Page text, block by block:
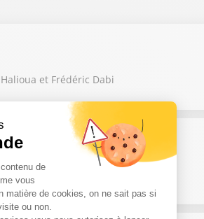
et Frédéric Dabi
et Eric Revel